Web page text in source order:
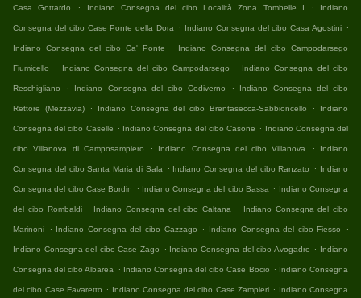
Casa Gottardo . Indiano Consegna del cibo Località Zona Tombelle I . Indiano
Consegna del cibo Case Ponte della Dora . Indiano Consegna del cibo Casa Agostini .
Indiano Consegna del cibo Ca' Ponte . Indiano Consegna del cibo Campodarsego
Fiumicello . Indiano Consegna del cibo Campodarsego . Indiano Consegna del cibo
Reschigliano . Indiano Consegna del cibo Codiverno . Indiano Consegna del cibo
Rettore (Mezzavia) . Indiano Consegna del cibo Brentasecca-Sabbioncello . Indiano
Consegna del cibo Caselle . Indiano Consegna del cibo Casone . Indiano Consegna del
cibo Villanova di Camposampiero . Indiano Consegna del cibo Villanova . Indiano
Consegna del cibo Santa Maria di Sala . Indiano Consegna del cibo Ranzato . Indiano
Consegna del cibo Case Bordin . Indiano Consegna del cibo Bassa . Indiano Consegna
del cibo Rombaldi . Indiano Consegna del cibo Caltana . Indiano Consegna del cibo
Marinoni . Indiano Consegna del cibo Cazzago . Indiano Consegna del cibo Fiesso .
Indiano Consegna del cibo Case Zago . Indiano Consegna del cibo Avogadro . Indiano
Consegna del cibo Albarea . Indiano Consegna del cibo Case Bocio . Indiano Consegna
del cibo Case Favaretto . Indiano Consegna del cibo Case Zampieri . Indiano Consegna